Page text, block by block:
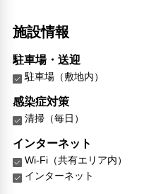
施設情報
駐車場・送迎
駐車場（敷地内）
感染症対策
清掃（毎日）
インターネット
Wi-Fi（共有エリア内）
インターネット